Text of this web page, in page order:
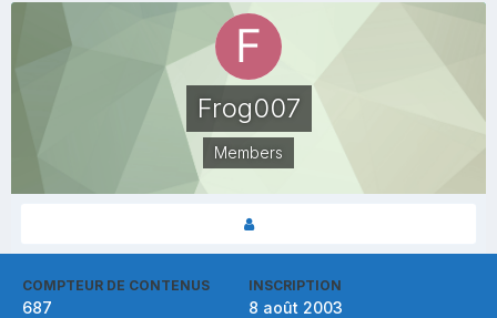
Frog007
Members
COMPTEUR DE CONTENUS
687
INSCRIPTION
8 août 2003